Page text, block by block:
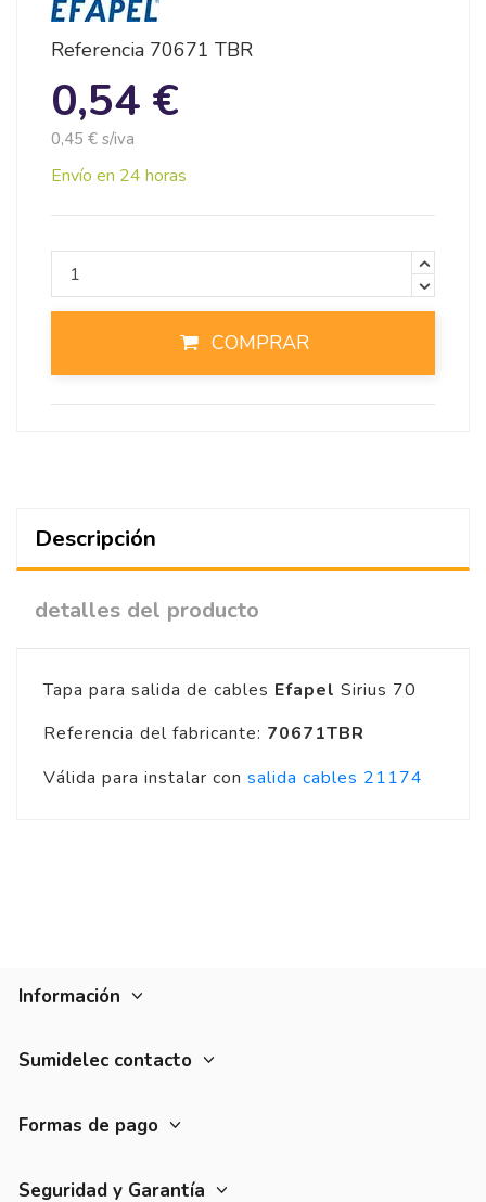
Referencia 70671 TBR
0,54 €
0,45 € s/iva
Envío en 24 horas
COMPRAR
Descripción
detalles del producto
Tapa para salida de cables Efapel Sirius 70
Referencia del fabricante: 70671TBR
Válida para instalar con salida cables 21174
Información
Sumidelec contacto
Formas de pago
Seguridad y Garantía